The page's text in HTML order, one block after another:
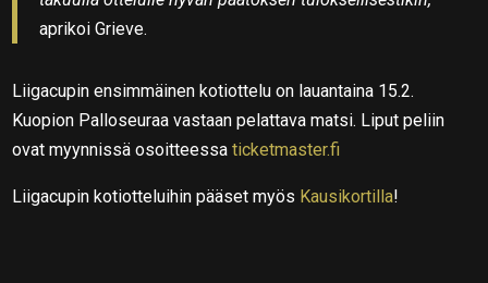
aprikoi Grieve.
Liigacupin ensimmäinen kotiottelu on lauantaina 15.2.
Kuopion Palloseuraa vastaan pelattava matsi. Liput peliin
ovat myynnissä osoitteessaticketmaster.fi
Liigacupin kotiotteluihin pääset myös Kausikortilla!